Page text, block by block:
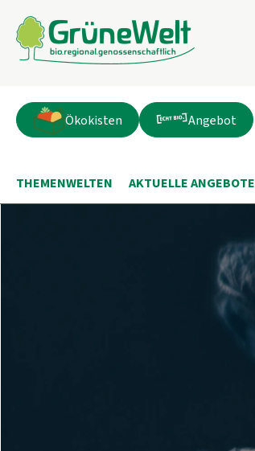
Ökokisten Angebot
THEMENWELTEN AKTUELLE ANGEBOTE